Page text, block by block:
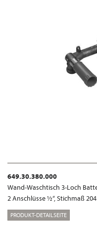
649.30.380.000
Wand-Waschtisch 3-Loch
2 Anschlüsse ½“, Stichmaß
PRODUKT-DETAILSEITE